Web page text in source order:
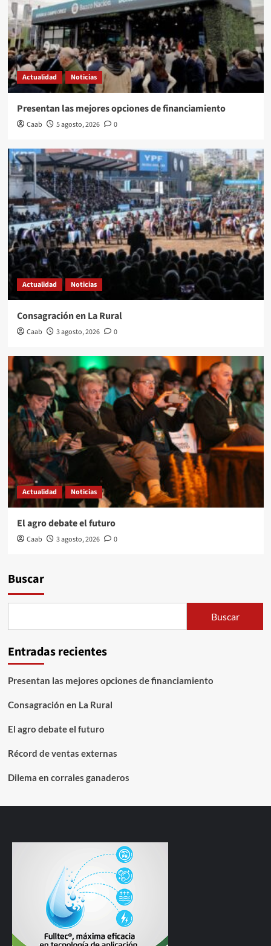
Actualidad Noticias
Presentan las mejores opciones de financiamiento
Caab 5 agosto, 2026 0
Actualidad Noticias
Consagración en La Rural
Caab 3 agosto, 2026 0
Actualidad Noticias
El agro debate el futuro
Caab 3 agosto, 2026 0
Buscar
Buscar
Entradas recientes
Presentan las mejores opciones de financiamiento
Consagración en La Rural
El agro debate el futuro
Récord de ventas externas
Dilema en corrales ganaderos